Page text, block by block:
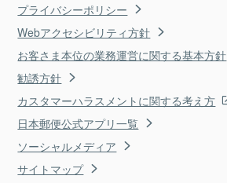
プライバシーポリシー
Webアクセシビリティ方針
お客さま本位の業務運営に関する基本方針
勧誘方針
カスタマーハラスメントに関する考え方
日本郵便公式アプリ一覧
ソーシャルメディア
サイトマップ